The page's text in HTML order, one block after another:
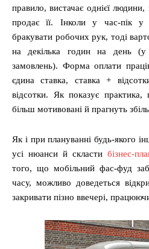
правило, вистачає однієї
продає її. Інколи у час-пік
бракувати робочих рук, тоді
на декілька годин на день (у
замовлень). Форма оплати
єдина ставка, ставка +
відсотки. Як показує практика,
більш мотивовані й прагнуть
Як і при плануванні будь-якого
усі нюанси й скласти бізнес-
того, що мобільний фас-фуд
часу, можливо доведеться
закривати пізно ввечері,